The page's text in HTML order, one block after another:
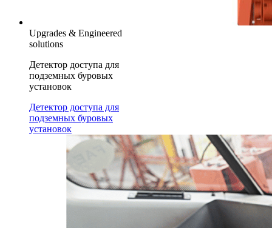
Upgrades & Engineered
solutions
Детектор доступа для
подземных буровых
установок
Детектор доступа для
подземных буровых
установок